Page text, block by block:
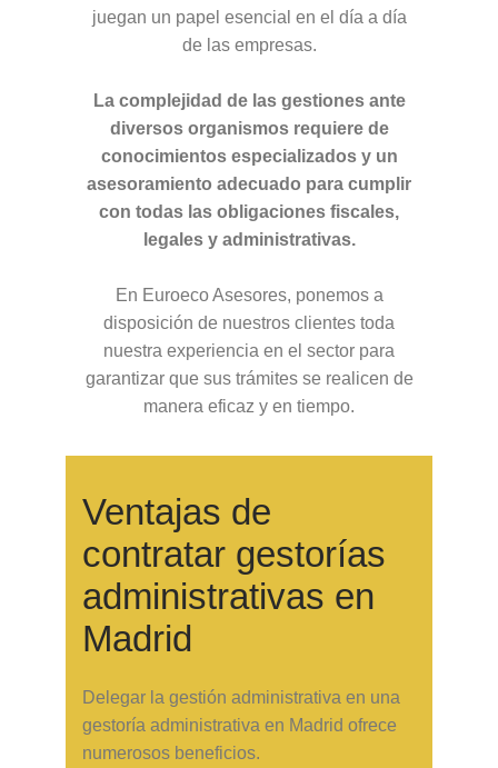
juegan un papel esencial en el día a día
de las empresas.
La complejidad de las gestiones ante
diversos organismos requiere de
conocimientos especializados y un
asesoramiento adecuado para cumplir
con todas las obligaciones fiscales,
legales y administrativas.
En Euroeco Asesores, ponemos a
disposición de nuestros clientes toda
nuestra experiencia en el sector para
garantizar que sus trámites se realicen de
manera eficaz y en tiempo.
Ventajas de
contratar gestorías
administrativas en
Madrid
Delegar la gestión administrativa en una
gestoría administrativa en Madrid ofrece
numerosos beneficios.